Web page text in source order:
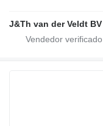
J&Th van der Veldt BV